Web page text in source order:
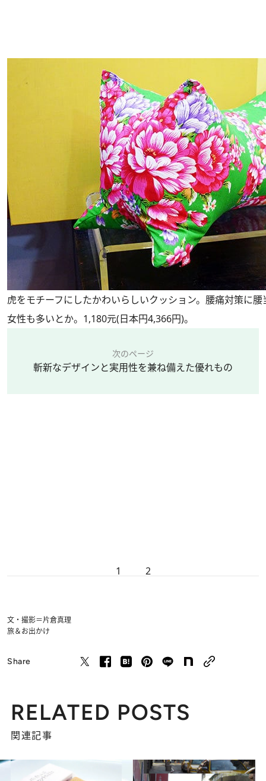
虎をモチーフにしたかわいらしいクッション。腰痛対策に
女性も多いとか。1,180元(日本円4,366円)。
次のページ
斬新なデザインと実用性を兼ね備えた優れもの
1 2
文・撮影＝片倉真理
旅＆お出かけ
Share
RELATED POSTS
関連記事